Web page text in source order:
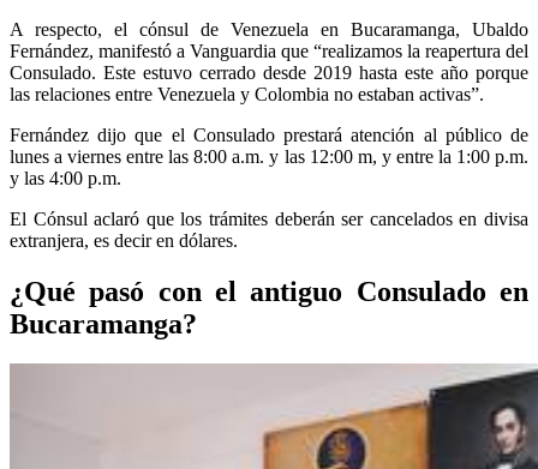
A respecto, el cónsul de Venezuela en Bucaramanga, Ubaldo
Fernández, manifestó a Vanguardia que “realizamos la reapertura del
Consulado. Este estuvo cerrado desde 2019 hasta este año porque
las relaciones entre Venezuela y Colombia no estaban activas”.
Fernández dijo que el Consulado prestará atención al público de
lunes a viernes entre las 8:00 a.m. y las 12:00 m, y entre la 1:00 p.m.
y las 4:00 p.m.
El Cónsul aclaró que los trámites deberán ser cancelados en divisa
extranjera, es decir en dólares.
¿Qué pasó con el antiguo Consulado en
Bucaramanga?